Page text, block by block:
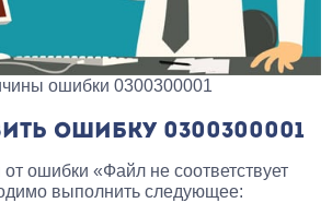
ошибки 0300300001
ОШИБКУ 0300300001
ошибки «Файл не соответствует
выполнить следующее: